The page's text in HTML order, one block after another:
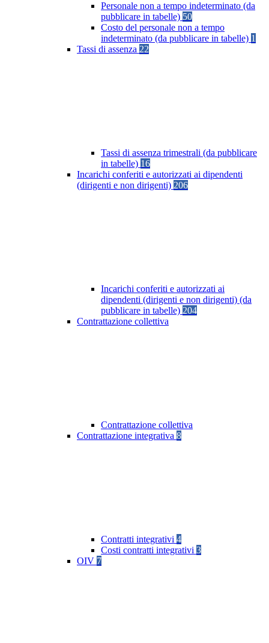
Personale non a tempo indeterminato (da
pubblicare in tabelle) 50
Costo del personale non a tempo
indeterminato (da pubblicare in tabelle) 1
Tassi di assenza 22
Tassi di assenza trimestrali (da pubblicare
in tabelle) 16
Incarichi conferiti e autorizzati ai dipendenti
(dirigenti e non dirigenti) 206
Incarichi conferiti e autorizzati ai
dipendenti (dirigenti e non dirigenti) (da
pubblicare in tabelle) 204
Contrattazione collettiva
Contrattazione collettiva
Contrattazione integrativa 8
Contratti integrativi 4
Costi contratti integrativi 3
OIV 7